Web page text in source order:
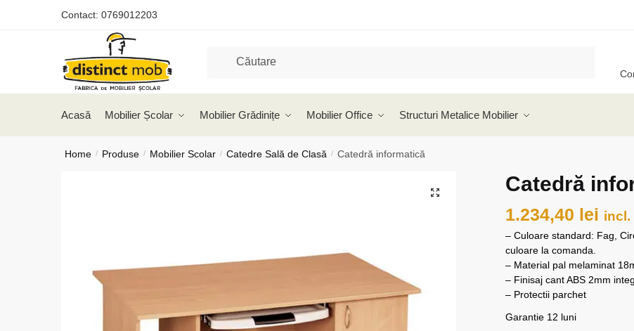
Contact: 0769012203
Acasă Mobilier Școlar Mobilier Grădinițe Mobilier Office Structuri Metalice Mobilier
Home / Produse / Mobilier Scolar / Catedre Sală de Clasă / Catedră informatică
🔍 Catedră
1.234,40 lei incl.
– Culoare standard: Fag,
culoare la comanda.
– Material pal melaminat
– Finisaj cant ABS 2mm
– Protectii parchet
Garantie 12 luni